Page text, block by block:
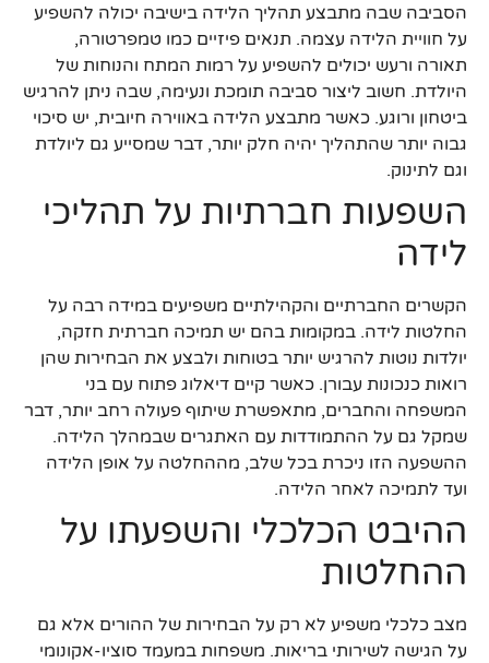
הסביבה שבה מתבצע תהליך הלידה בישיבה יכולה להשפיע
על חוויית הלידה עצמה. תנאים פיזיים כמו טמפרטורה,
תאורה ורעש יכולים להשפיע על רמות המתח והנוחות של
היולדת. חשוב ליצור סביבה תומכת ונעימה, שבה ניתן להרגיש
ביטחון ורוגע. כאשר מתבצע הלידה באווירה חיובית, יש סיכוי
גבוה יותר שהתהליך יהיה חלק יותר, דבר שמסייע גם ליולדת
וגם לתינוק.
השפעות חברתיות על תהליכי
לידה
הקשרים החברתיים והקהילתיים משפיעים במידה רבה על
החלטות לידה. במקומות בהם יש תמיכה חברתית חזקה,
יולדות נוטות להרגיש יותר בטוחות ולבצע את הבחירות שהן
רואות כנכונות עבורן. כאשר קיים דיאלוג פתוח עם בני
המשפחה והחברים, מתאפשרת שיתוף פעולה רחב יותר, דבר
שמקל גם על ההתמודדות עם האתגרים שבמהלך הלידה.
ההשפעה הזו ניכרת בכל שלב, מההחלטה על אופן הלידה
ועד לתמיכה לאחר הלידה.
ההיבט הכלכלי והשפעתו על
ההחלטות
מצב כלכלי משפיע לא רק על הבחירות של ההורים אלא גם
על הגישה לשירותי בריאות. משפחות במעמד סוציו-אקונומי